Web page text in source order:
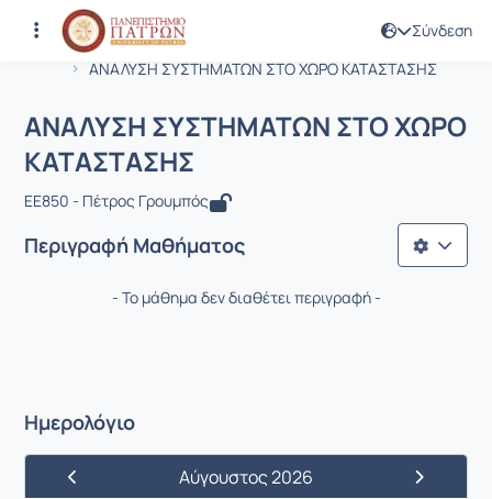
Σύνδεση
Αρχική Σελίδα
ΑΝΑΛΥΣΗ ΣΥΣΤΗΜΑΤΩΝ ΣΤΟ ΧΩΡΟ ΚΑΤΑΣΤΑΣΗΣ
Μάθημα : ΑΝΑΛΥΣΗ ΣΥΣΤΗΜΑΤΩΝ
Κωδικός : EE850
ΑΝΑΛΥΣΗ ΣΥΣΤΗΜΑΤΩΝ ΣΤΟ ΧΩΡΟ
ΚΑΤΑΣΤΑΣΗΣ
EE850 - Πέτρος Γρουμπός
Περιγραφή Μαθήματος
- Το μάθημα δεν διαθέτει περιγραφή -
Ημερολόγιο
Προηγούμενος ΜήναςΑύγουστος 2026
Επόμενος